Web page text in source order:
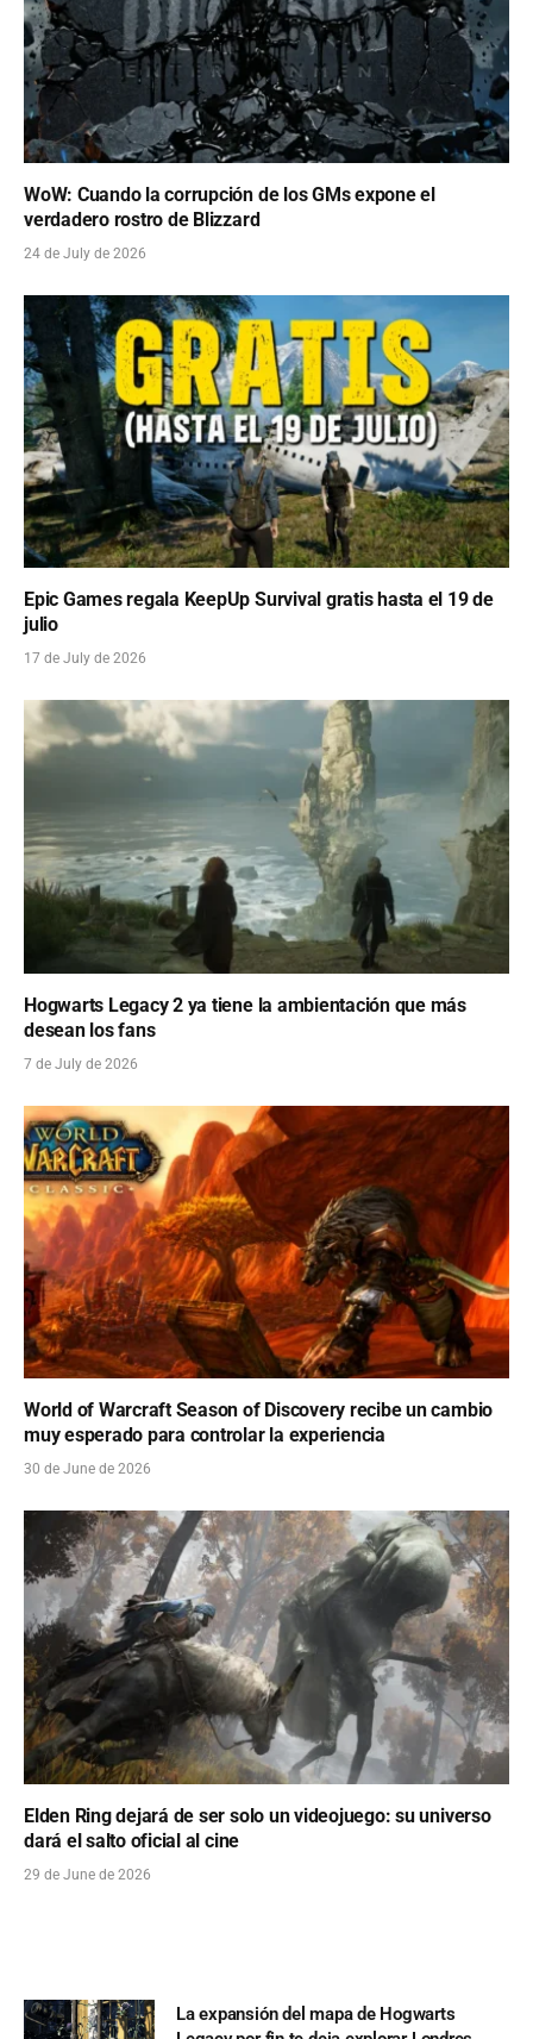
WoW: Cuando la corrupción de los GMs expone el
verdadero rostro de Blizzard
24 de July de 2026
Epic Games regala KeepUp Survival gratis hasta el 19 de
julio
17 de July de 2026
Hogwarts Legacy 2 ya tiene la ambientación que más
desean los fans
7 de July de 2026
World of Warcraft Season of Discovery recibe un cambio
muy esperado para controlar la experiencia
30 de June de 2026
Elden Ring dejará de ser solo un videojuego: su universo
dará el salto oficial al cine
29 de June de 2026
La expansión del mapa de Hogwarts